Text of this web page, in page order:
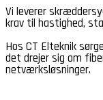
Vi leverer
krav til hastighed,
Hos CT Elteknik
det drejer sig om
netværksløsninger.